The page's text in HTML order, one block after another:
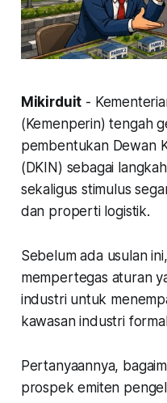
Mikirduit -
(Kemenperin) tengah
pembentukan Dewan
(DKIN) sebagai
sekaligus stimulus
dan properti logistik.
Sebelum ada usulan
mempertegas aturan
industri untuk
kawasan industri
Pertanyaannya,
prospek emiten